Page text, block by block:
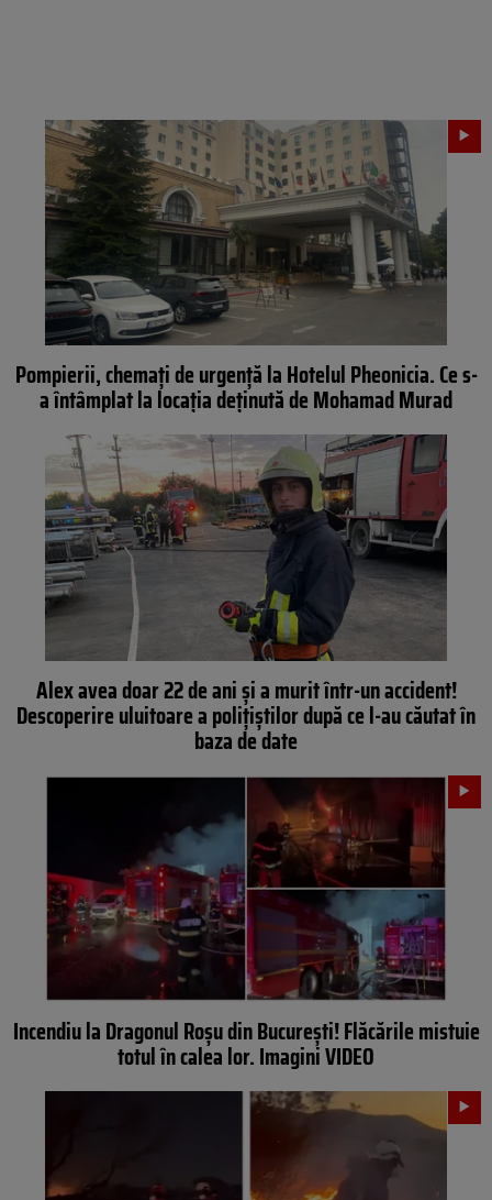
Pompierii, chemați de urgență la Hotelul Pheonicia. Ce s-
a întâmplat la locația deținută de Mohamad Murad
Alex avea doar 22 de ani și a murit într-un accident!
Descoperire uluitoare a polițiștilor după ce l-au căutat în
baza de date
Incendiu la Dragonul Roșu din București! Flăcările mistuie
totul în calea lor. Imagini VIDEO